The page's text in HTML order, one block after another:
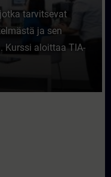
tarvitsevat
ja sen
Kurssi aloittaa TIA-